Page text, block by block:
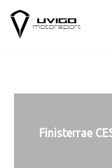
Saltar
Finisterrae